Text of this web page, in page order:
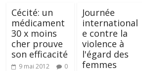
Cécité: un
médicament
30 x moins
cher prouve
son efficacité
9 mai 2012 0
Journée
international
e contre la
violence à
l'égard des
femmes